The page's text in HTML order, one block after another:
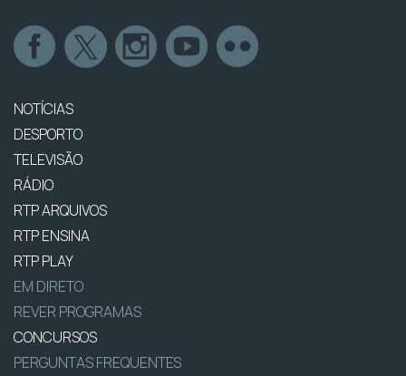
NOTÍCIAS
DESPORTO
TELEVISÃO
RÁDIO
RTP ARQUIVOS
RTP ENSINA
RTP PLAY
EM DIRETO
REVER PROGRAMAS
CONCURSOS
PERGUNTAS FREQUENTES